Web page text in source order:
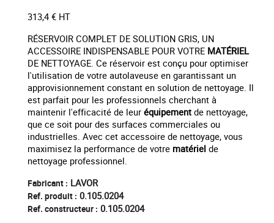
313,4 € HT
RÉSERVOIR COMPLET DE SOLUTION GRIS, UN
ACCESSOIRE INDISPENSABLE POUR VOTRE MATÉRIEL
DE NETTOYAGE. Ce réservoir est conçu pour optimiser
l'utilisation de votre autolaveuse en garantissant un
approvisionnement constant en solution de nettoyage. Il
est parfait pour les professionnels cherchant à
maintenir l'efficacité de leur équipement de nettoyage,
que ce soit pour des surfaces commerciales ou
industrielles. Avec cet accessoire de nettoyage, vous
maximisez la performance de votre matériel de
nettoyage professionnel.
Fabricant : LAVOR
Ref. produit : 0.105.0204
Ref. constructeur : 0.105.0204